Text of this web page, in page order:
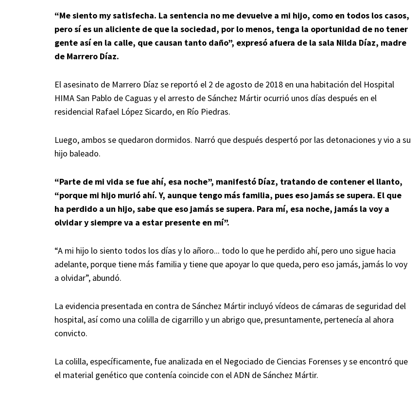
“Me siento my satisfecha. La sentencia no me devuelve a mi hijo, como en todos los casos,
pero sí es un aliciente de que la sociedad, por lo menos, tenga la oportunidad de no tener
gente así en la calle, que causan tanto daño”, expresó afuera de la sala Nilda Díaz, madre
de Marrero Díaz.
El asesinato de Marrero Díaz se reportó el 2 de agosto de 2018 en una habitación del Hospital
HIMA San Pablo de Caguas y el arresto de Sánchez Mártir ocurrió unos días después en el
residencial Rafael López Sicardo, en Río Piedras.
Luego, ambos se quedaron dormidos. Narró que después despertó por las detonaciones y vio a su
hijo baleado.
“Parte de mi vida se fue ahí, esa noche”, manifestó Díaz, tratando de contener el llanto,
“porque mi hijo murió ahí. Y, aunque tengo más familia, pues eso jamás se supera. El que
ha perdido a un hijo, sabe que eso jamás se supera. Para mí, esa noche, jamás la voy a
olvidar y siempre va a estar presente en mí”.
“A mi hijo lo siento todos los días y lo añoro... todo lo que he perdido ahí, pero uno sigue hacia
adelante, porque tiene más familia y tiene que apoyar lo que queda, pero eso jamás, jamás lo voy
a olvidar”, abundó.
La evidencia presentada en contra de Sánchez Mártir incluyó vídeos de cámaras de seguridad del
hospital, así como una colilla de cigarrillo y un abrigo que, presuntamente, pertenecía al ahora
convicto.
La colilla, específicamente, fue analizada en el Negociado de Ciencias Forenses y se encontró que
el material genético que contenía coincide con el ADN de Sánchez Mártir.